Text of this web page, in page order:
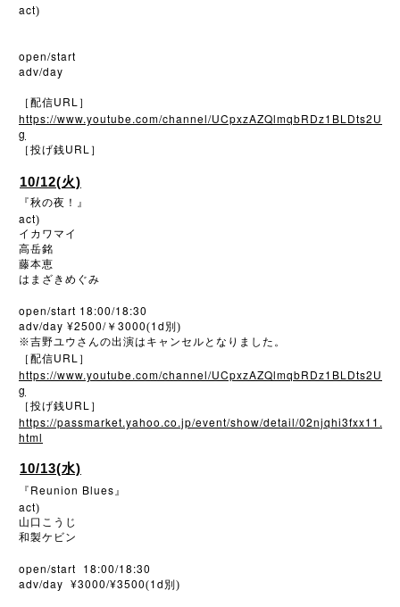
act)
open/start
adv/day
［配信URL ］
https://www.youtube.com/channel/UCpxzAZQlmqbRDz1BLDts2U
g
［投げ銭URL ］
10/12(火)
『秋の夜！』
act)
イカワマイ
高岳銘
藤本恵
はまざきめぐみ
open/start 18:00/18:30
adv/day ¥2500/ ￥ 3000(1d 別)
※吉野ユウさんの出演はキャンセルとなりました。
［配信URL ］
https://www.youtube.com/channel/UCpxzAZQlmqbRDz1BLDts2U
g
［投げ銭URL ］
https://passmarket.yahoo.co.jp/event/show/detail/02njqhi3fxx11.
html
10/13(水)
『 Reunion Blues』
act)
山口こうじ
和製ケビン
open/start 18:00/18:30
adv/day ¥3000/¥3500(1d 別)